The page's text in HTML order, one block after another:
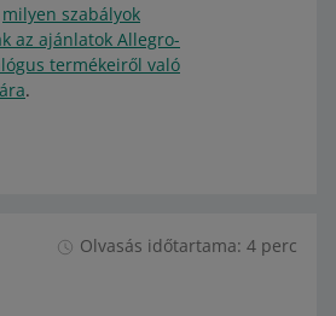
milyen szabályok
az ajánlatok Allegro-
termékeiről való
.
Olvasás időtartama: 4 perc